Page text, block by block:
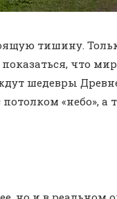
тишину.
что
шедевры
«небо», а